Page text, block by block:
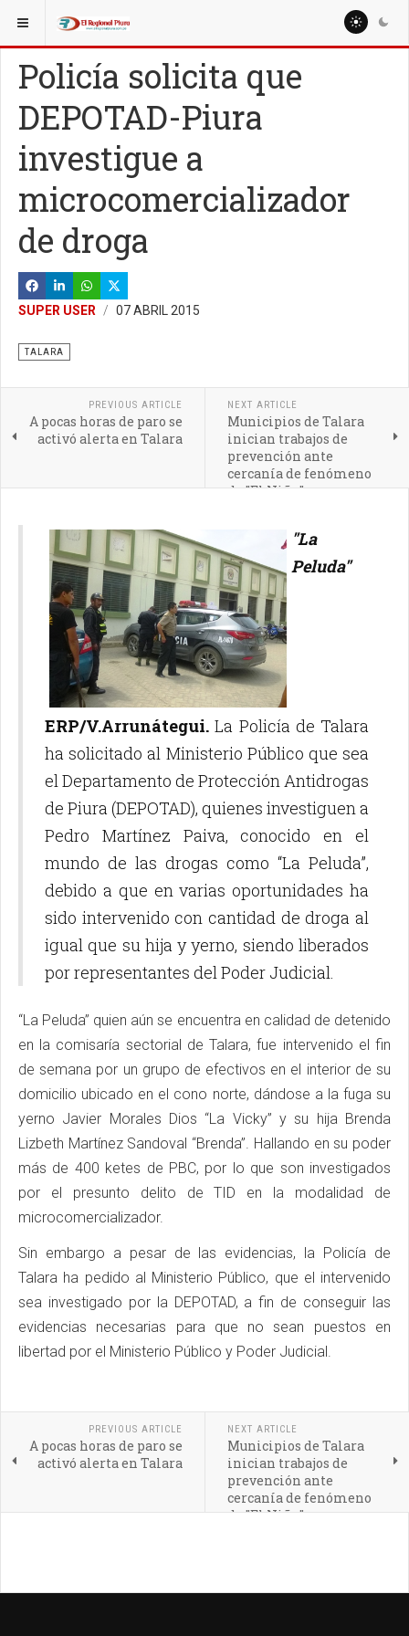
ESTÁ AQUÍ: REGIÓN PIURA
Policía solicita que
DEPOTAD-Piura
investigue a
microcomercializador
de droga
SUPER USER 07 ABRIL 2015
TALARA
PREVIOUS ARTICLE
A pocas horas de paro se
activó alerta en Talara
NEXT ARTICLE
Municipios de Talara
inician trabajos de
prevención ante
cercanía de fenómeno
de "El Niño"
"La
Peluda"
ERP/V.Arrunátegui.La Policía de Talara
ha solicitado al Ministerio Público que sea
el Departamento de Protección Antidrogas
de Piura (DEPOTAD), quienes investiguen a
Pedro Martínez Paiva, conocido en el
mundo de las drogas como “La Peluda”,
debido a que en varias oportunidades ha
sido intervenido con cantidad de droga al
igual que su hija y yerno, siendo liberados
por representantes del Poder Judicial.
“La Peluda” quien aún se encuentra en calidad de detenido
en la comisaría sectorial de Talara, fue intervenido el fin
de semana por un grupo de efectivos en el interior de su
domicilio ubicado en el cono norte, dándose a la fuga su
yerno Javier Morales Dios “La Vicky” y su hija Brenda
Lizbeth Martínez Sandoval “Brenda”. Hallando en su poder
más de 400 ketes de PBC, por lo que son investigados
por el presunto delito de TID en la modalidad de
microcomercializador.
Sin embargo a pesar de las evidencias, la Policía de
Talara ha pedido al Ministerio Público, que el intervenido
sea investigado por la DEPOTAD, a fin de conseguir las
evidencias necesarias para que no sean puestos en
libertad por el Ministerio Público y Poder Judicial.
PREVIOUS ARTICLE
A pocas horas de paro se
activó alerta en Talara
NEXT ARTICLE
Municipios de Talara
inician trabajos de
prevención ante
cercanía de fenómeno
de "El Niño"